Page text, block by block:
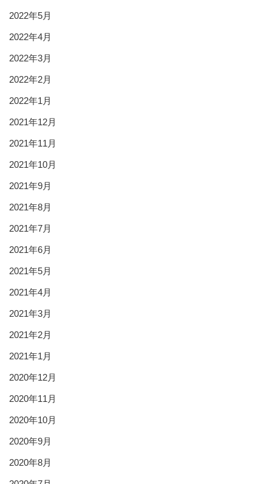
2022年5月
2022年4月
2022年3月
2022年2月
2022年1月
2021年12月
2021年11月
2021年10月
2021年9月
2021年8月
2021年7月
2021年6月
2021年5月
2021年4月
2021年3月
2021年2月
2021年1月
2020年12月
2020年11月
2020年10月
2020年9月
2020年8月